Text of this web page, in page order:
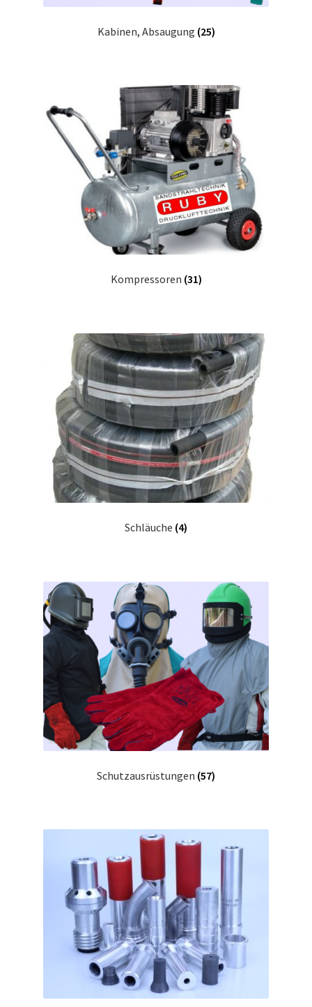
Kabinen, Absaugung (25)
Kompressoren (31)
Schläuche (4)
Schutzausrüstungen (57)